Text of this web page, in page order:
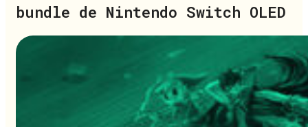
bundle de Nintendo Switch OLED